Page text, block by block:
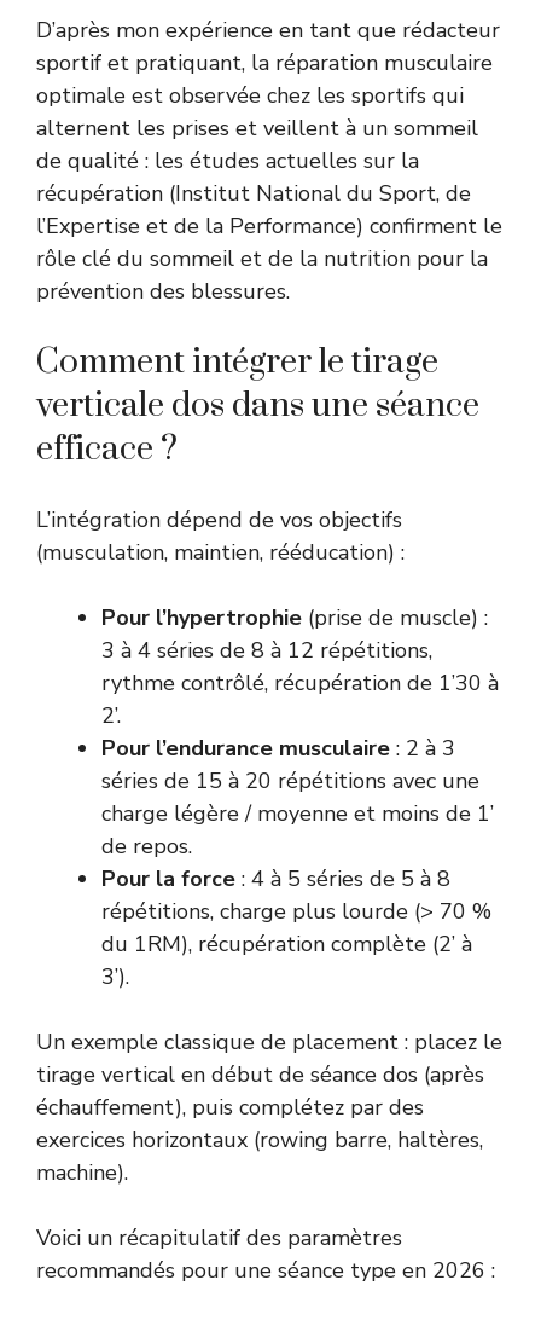
D’après mon expérience en tant que rédacteur
sportif et pratiquant, la réparation musculaire
optimale est observée chez les sportifs qui
alternent les prises et veillent à un sommeil
de qualité : les études actuelles sur la
récupération (Institut National du Sport, de
l’Expertise et de la Performance) confirment le
rôle clé du sommeil et de la nutrition pour la
prévention des blessures.
Comment intégrer le tirage
verticale dos dans une séance
efficace ?
L’intégration dépend de vos objectifs
(musculation, maintien, rééducation) :
Pour l’hypertrophie (prise de muscle) :
3 à 4 séries de 8 à 12 répétitions,
rythme contrôlé, récupération de 1’30 à
2’.
Pour l’endurance musculaire : 2 à 3
séries de 15 à 20 répétitions avec une
charge légère / moyenne et moins de 1’
de repos.
Pour la force : 4 à 5 séries de 5 à 8
répétitions, charge plus lourde (> 70 %
du 1RM), récupération complète (2’ à
3’).
Un exemple classique de placement : placez le
tirage vertical en début de séance dos (après
échauffement), puis complétez par des
exercices horizontaux (rowing barre, haltères,
machine).
Voici un récapitulatif des paramètres
recommandés pour une séance type en 2026 :